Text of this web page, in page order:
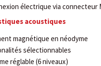
électrique via connecteur
acoustiques
magnétique en néodyme
sélectionnables
réglable (6 niveaux)